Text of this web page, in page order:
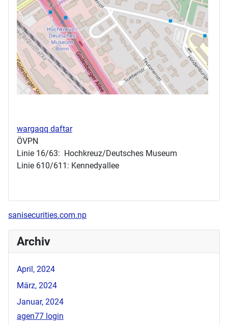
wargaqq daftar
ÖVPN
Linie 16/63: Hochkreuz/Deutsches Museum
Linie 610/611: Kennedyallee
sanisecurities.com.np
Archiv
April, 2024
März, 2024
Januar, 2024
agen77 login